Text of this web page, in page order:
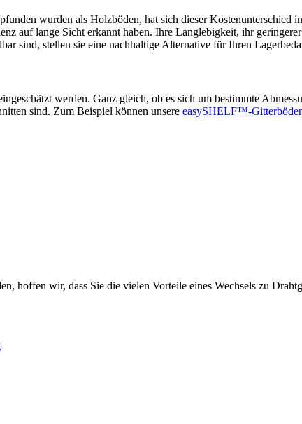
wurden als Holzböden, hat sich dieser Kostenunterschied
auf lange Sicht erkannt haben. Ihre Langlebigkeit, ihr
sind, stellen sie eine nachhaltige Alternative für Ihren
werden. Ganz gleich, ob es sich um bestimmte
sind. Zum Beispiel können unsere easySHELF™-
hoffen wir, dass Sie die vielen Vorteile eines Wechsels zu